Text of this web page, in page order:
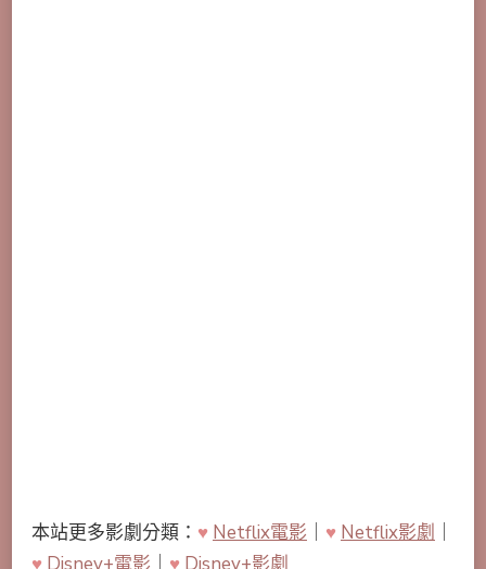
本站更多影劇分類： ♥ Netflix電影 ♥ Netflix影劇
♥ Disney+電影 ♥ Disney+影劇